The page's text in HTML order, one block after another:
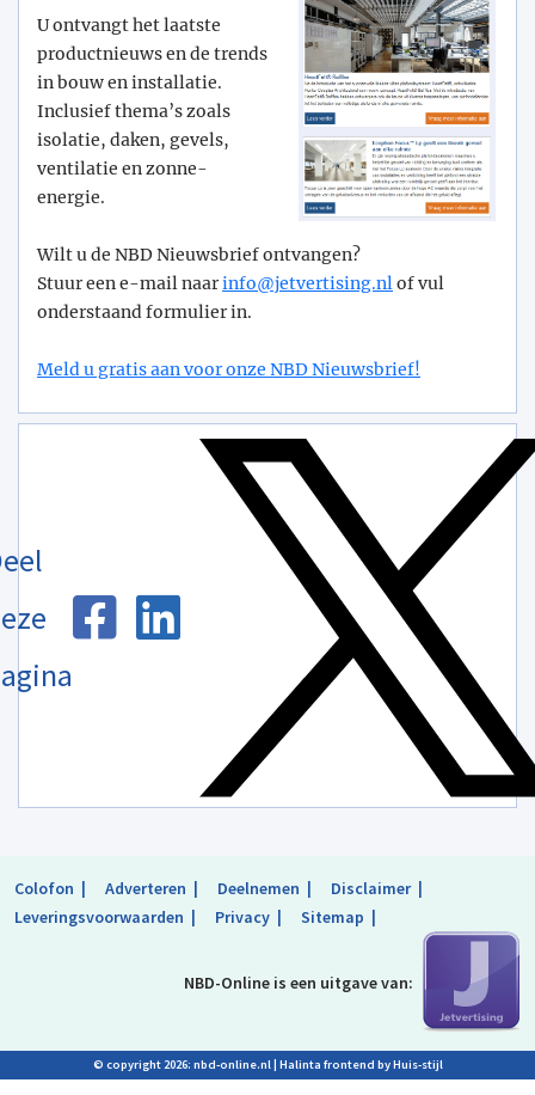
U ontvangt het laatste
productnieuws en de trends
in bouw en installatie.
Inclusief thema’s zoals
isolatie, daken, gevels,
ventilatie en zonne-
energie.
Wilt u de NBD Nieuwsbrief ontvangen?
Stuur een e-mail naarinfo@­jetvertising.nlof vul
onderstaand formulier in.
Meld u gratis aan voor onze NBD Nieuwsbrief!
Colofon Adverteren Deelnemen
Disclaimer
Leveringsvoorwaarden
Privacy Sitemap
NBD-Online is een uitgave van:
© copyright 2026: nbd-online.nl | Halinta frontend by Huis-stijl